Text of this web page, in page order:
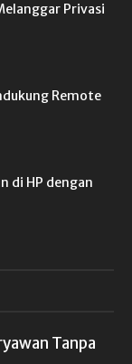
Privasi
Remote
di HP dengan
Tanpa